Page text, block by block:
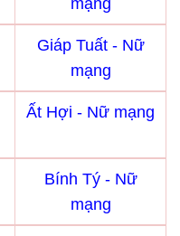
mạng
Giáp Tuất - Nữ
mạng
Ất Hợi - Nữ mạng
Bính Tý - Nữ
mạng